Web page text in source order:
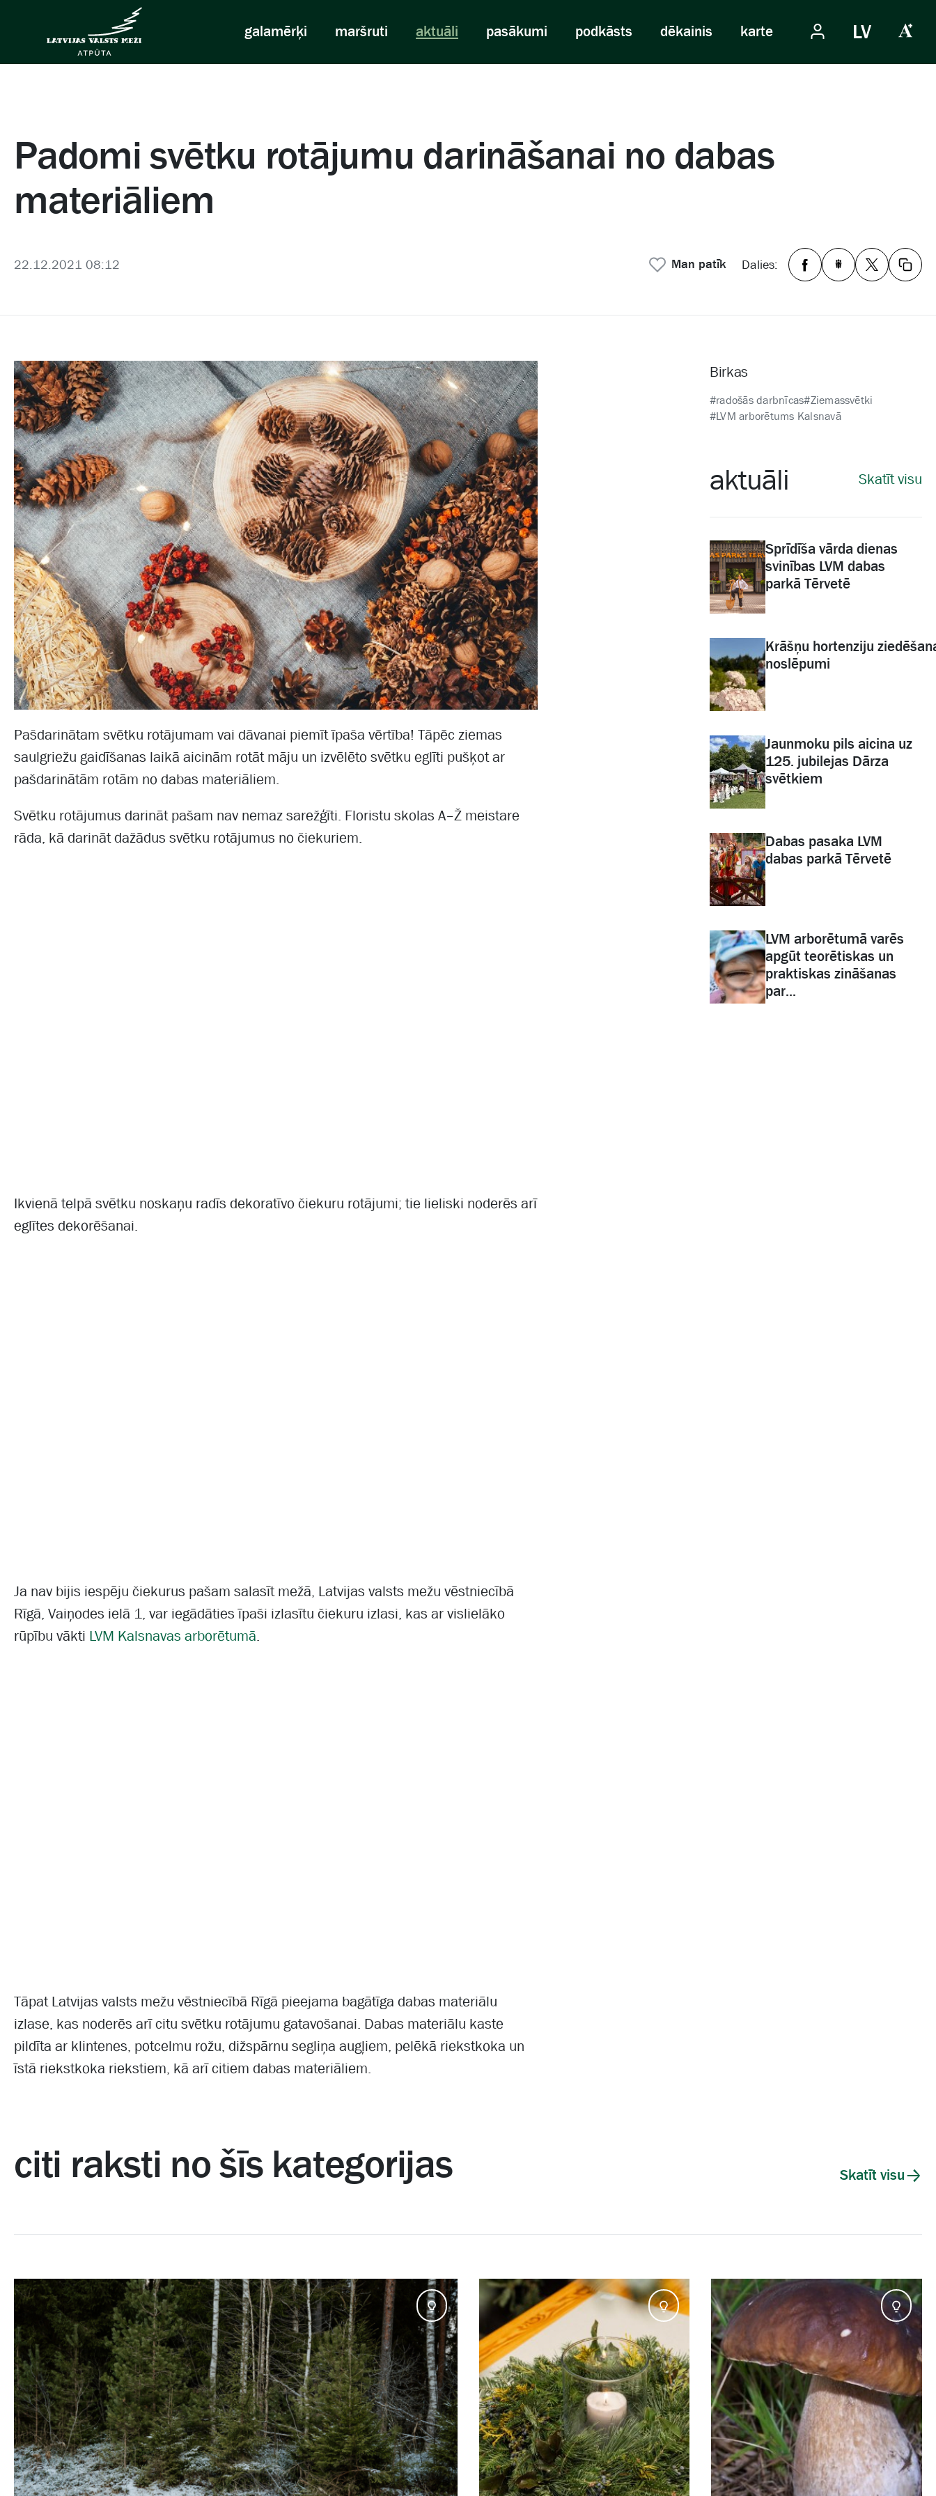
galamērķi maršruti aktuāli pasākumi podkāsts dēkainis karte LV
Padomi svētku rotājumu darināšanai no dabas
materiāliem
22.12.2021 08:12 Man patīk Dalies:
Pašdarinātam svētku rotājumam vai dāvanai piemīt īpaša vērtība! Tāpēc ziemas
saulgriežu gaidīšanas laikā aicinām rotāt māju un izvēlēto svētku eglīti pušķot ar
pašdarinātām rotām no dabas materiāliem.
Svētku rotājumus darināt pašam nav nemaz sarežģīti. Floristu skolas A–Ž meistare
rāda, kā darināt dažādus svētku rotājumus no čiekuriem.
Ikvienā telpā svētku noskaņu radīs dekoratīvo čiekuru rotājumi; tie lieliski noderēs arī
eglītes dekorēšanai.
Ja nav bijis iespēju čiekurus pašam salasīt mežā, Latvijas valsts mežu vēstniecībā
Rīgā, Vaiņodes ielā 1, var iegādāties īpaši izlasītu čiekuru izlasi, kas ar vislielāko
rūpību vākti LVM Kalsnavas arborētumā.
Tāpat Latvijas valsts mežu vēstniecībā Rīgā pieejama bagātīga dabas materiālu
izlase, kas noderēs arī citu svētku rotājumu gatavošanai. Dabas materiālu kaste
pildīta ar klintenes, potcelmu rožu, dižspārnu segliņa augļiem, pelēkā riekstkoka un
īstā riekstkoka riekstiem, kā arī citiem dabas materiāliem.
Birkas
#radošās darbnīcas#Ziemassvētki
#LVM arborētums Kalsnavā
aktuāli Skatīt visu
Sprīdīša vārda dienas
svinības LVM dabas
parkā Tērvetē
Krāšņu hortenziju
noslēpumi
Jaunmoku pils aicina uz
125. jubilejas Dārza
svētkiem
Dabas pasaka LVM
dabas parkā Tērvetē
LVM arborētumā varēs
apgūt teorētiskas un
praktiskas zināšanas
par...
citi raksti no šīs kategorijas Skatīt visu
Padomi Padomi